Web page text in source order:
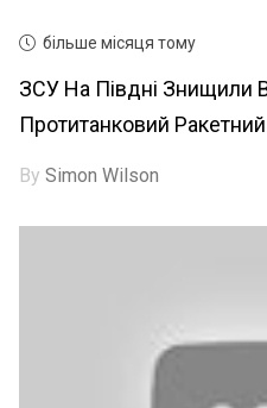
більше місяця тому
ЗСУ На Півдні Знищили
Протитанковий
BySimon Wilson